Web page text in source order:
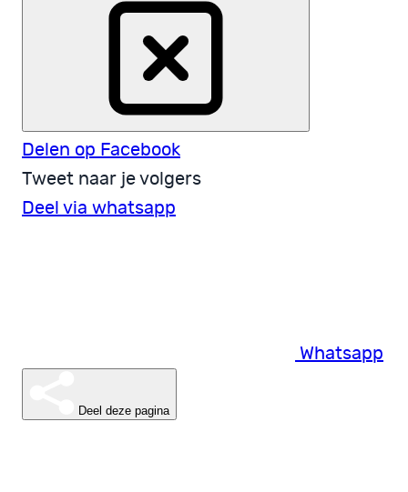
Delen op Facebook
Tweet naar je volgers
Deel via whatsapp
Whatsapp
Deel deze pagina